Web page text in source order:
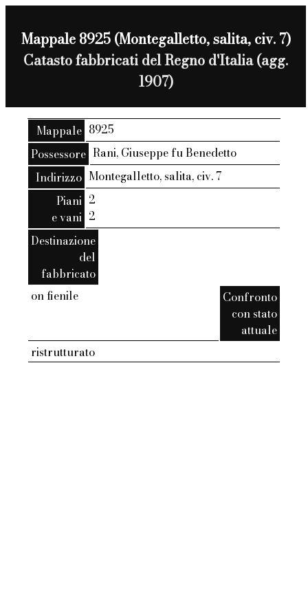
Mappale 8925 (Montegalletto, salita, civ. 7)
Catasto fabbricati del Regno d'Italia (agg.
1907)
Mappale 8925
Possessore Rani, Giuseppe fu Benedetto
Indirizzo Montegalletto, salita, civ. 7
Piani
e vani
2
2
Destinazione
del
fabbricato
on fienile
Confronto
con stato
attuale
ristrutturato